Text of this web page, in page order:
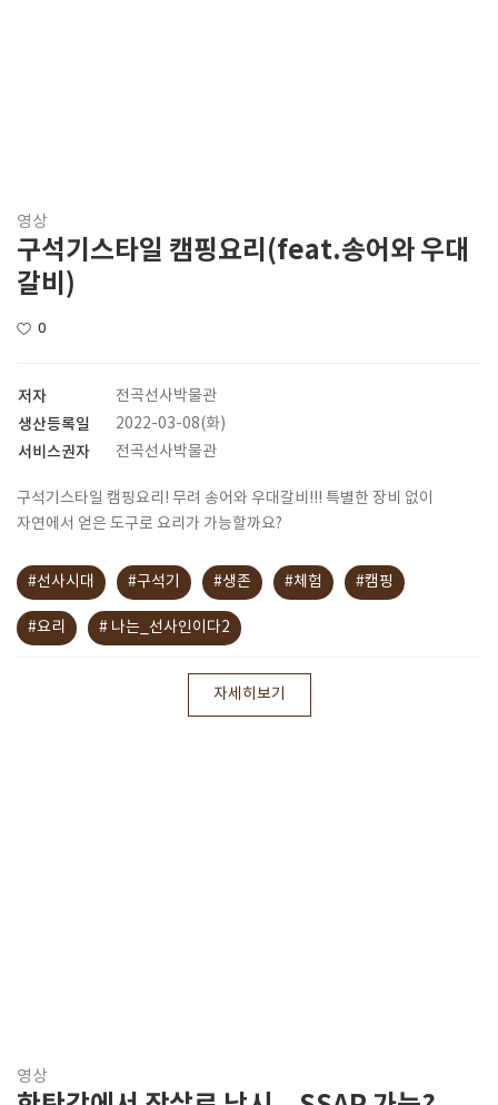
영상
구석기스타일 캠핑요리(feat.송어와 우대
갈비)
0
저자 전곡선사박물관
생산등록일 2022-03-08(화)
서비스권자 전곡선사박물관
구석기스타일 캠핑요리! 무려 송어와 우대갈비!!! 특별한 장비 없이
자연에서 얻은 도구로 요리가 가능할까요?
#선사시대 #구석기 #생존 #체험 #캠핑
#요리 # 나는_선사인이다2
자세히보기
영상